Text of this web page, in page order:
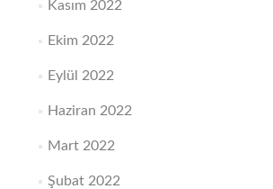
Kasım 2022
Ekim 2022
Eylül 2022
Haziran 2022
Mart 2022
Şubat 2022